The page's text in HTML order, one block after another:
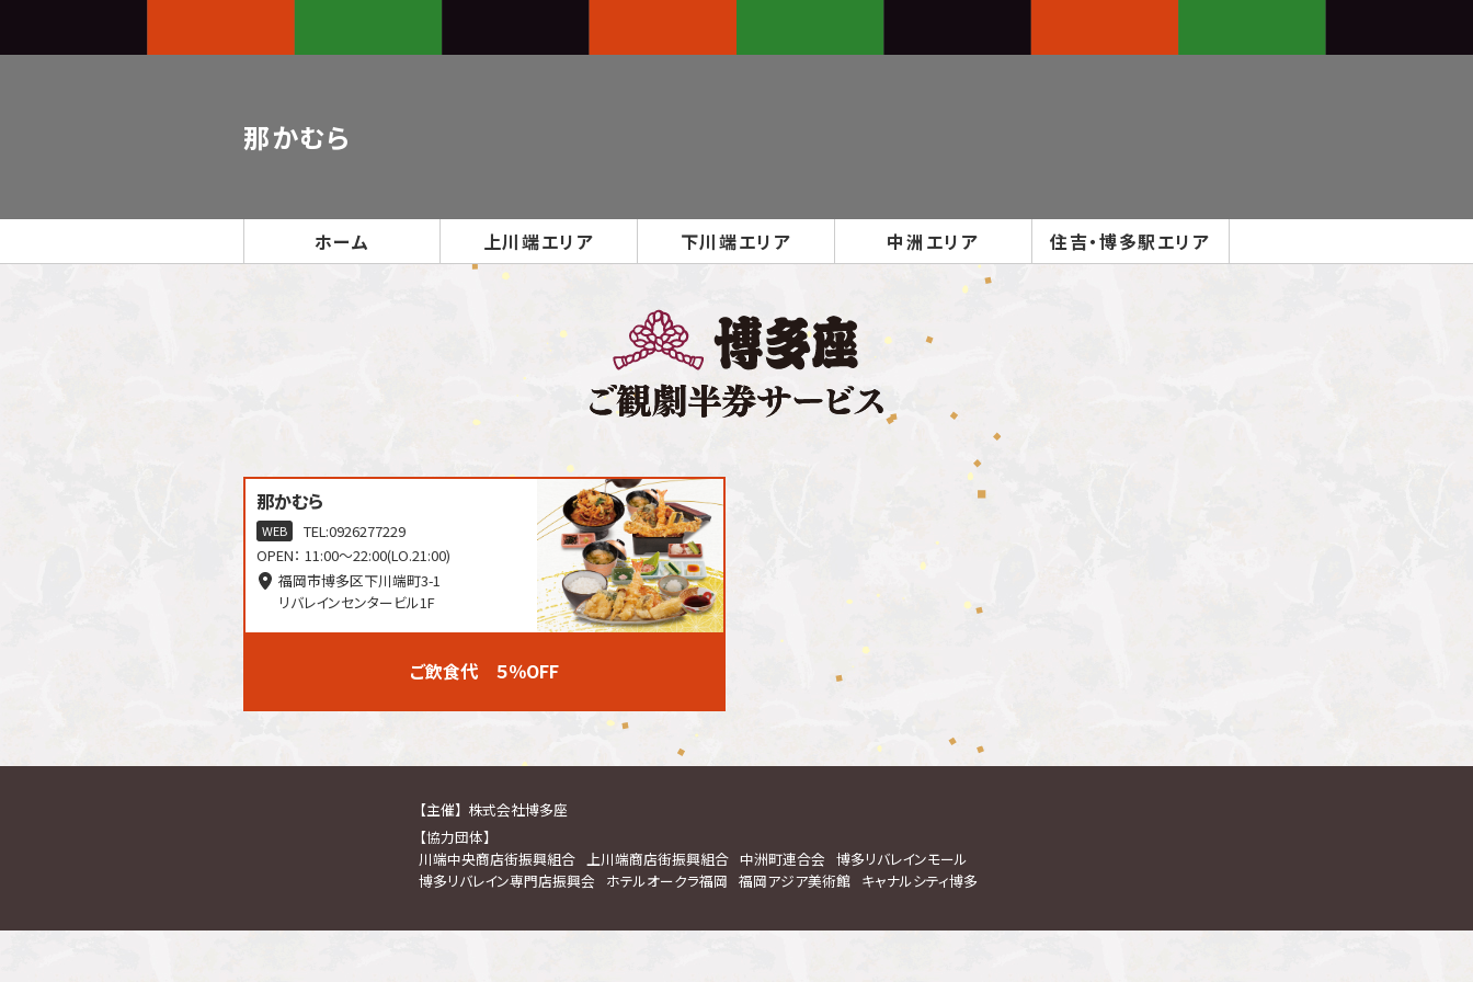
那かむら
ホーム 上川端エリア 下川端エリア 中洲 エリア 住吉・博多駅エリア
那かむら
WEB TEL:0926277229
OPEN： 11:00～22:00(LO.21:00)
福岡市博多区下川端町3-1
リバレインセンタービル1F
ご飲食代 ５％OFF
【主催】 株式会社博多座
【協力団体】
川端中央商店街振興組合 上川端商店街振興組合 中洲町連合会 博多リバレインモール
博多リバレイン専門店振興会
ホテルオークラ福岡 福岡アジア美術館 キャナルシティ博多